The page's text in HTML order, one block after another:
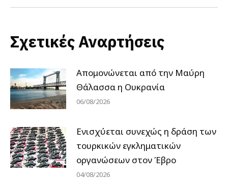
Σχετικές Αναρτήσεις
Απομονώνεται από την Μαύρη
Θάλασσα η Ουκρανία
06/08/2026
Ενισχύεται συνεχώς η δράση των
τουρκικών εγκληματικών
οργανώσεων στον Έβρο
04/08/2026